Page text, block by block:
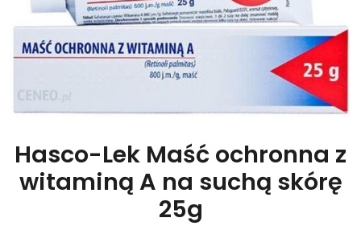
Hasco-Lek Maść ochronna z
witaminą A na suchą skórę
25g